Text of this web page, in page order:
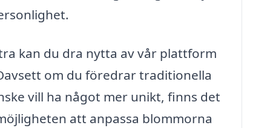
kan du dra nytta av vår plattform
om du föredrar traditionella
vill ha något mer unikt, finns det
att anpassa blommorna